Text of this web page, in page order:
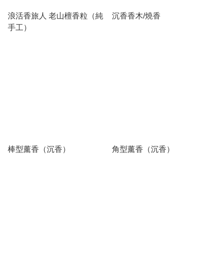
浪活香旅人 老山檀香粒（純
手工）
沉香香木/燒香
棒型薰香（沉香） 角型薰香（沉香）